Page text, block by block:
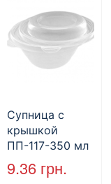
Супница с
крышкой
ПП-117-350 мл
РР, прозрачная
(480шт/ящ)
9.36 грн.